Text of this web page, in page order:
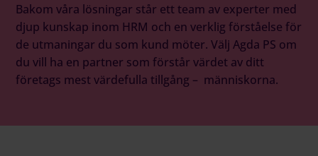
Bakom våra lösningar står ett team av experter med
djup kunskap inom HRM och en verklig förståelse för
de utmaningar du som kund möter. Välj Agda PS om
du vill ha en partner som förstår värdet av ditt
företags mest värdefulla tillgång – människorna.